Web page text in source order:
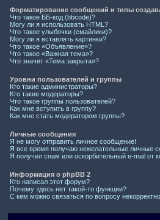
Форматирование сообщений и типы
Что такое ББ-код (bbcode)?
Могу ли я использовать HTML?
Что такое улыбочки (смайлики)?
Могу ли я вставлять картинки?
Что такое «Объявление»?
Что такое «Важная тема»?
Что значит «Тема закрыта»?
Уровни пользователей и группы
Кто такие администраторы?
Кто такие модераторы?
Что такое группы пользователей?
Как мне вступить в группу?
Как мне стать модератором группы?
Личные сообщения
Я не могу отправить личное сообщение!
Я все время получаю нежелательные личные
Я получил спам или оскорбительный e-mail от
Информация о phpBB 2
Кто написал этот форум?
Почему здесь нет такой-то функции?
С кем можно связаться по вопросу